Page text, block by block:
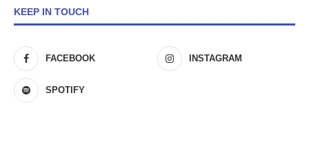
KEEP IN TOUCH
FACEBOOK INSTAGRAM
SPOTIFY